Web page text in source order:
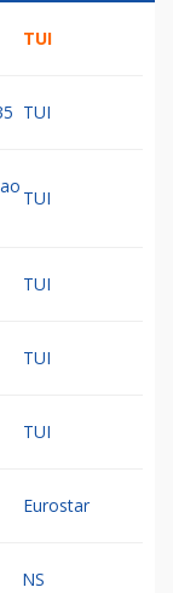
TUI
TUI
TUI
TUI
TUI
TUI
Eurostar
NS